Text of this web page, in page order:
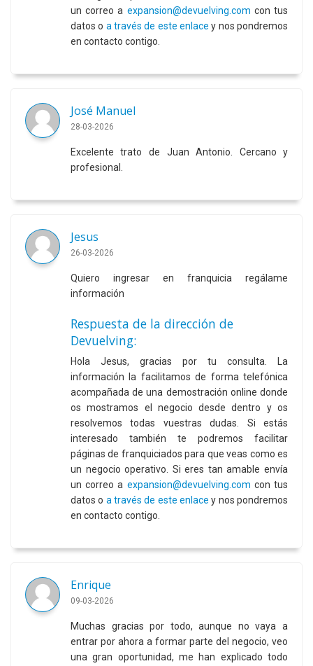
un correo a expansion@devuelving.com con tus
datos o a través de este enlace y nos pondremos
en contacto contigo.
José Manuel
28-03-2026
Excelente trato de Juan Antonio. Cercano y
profesional.
Jesus
26-03-2026
Quiero ingresar en franquicia regálame
información
Respuesta de la dirección de
Devuelving:
Hola Jesus, gracias por tu consulta. La
información la facilitamos de forma telefónica
acompañada de una demostración online donde
os mostramos el negocio desde dentro y os
resolvemos todas vuestras dudas. Si estás
interesado también te podremos facilitar
páginas de franquiciados para que veas como es
un negocio operativo. Si eres tan amable envía
un correo a expansion@devuelving.com con tus
datos o a través de este enlace y nos pondremos
en contacto contigo.
Enrique
09-03-2026
Muchas gracias por todo, aunque no vaya a
entrar por ahora a formar parte del negocio, veo
una gran oportunidad, me han explicado todo